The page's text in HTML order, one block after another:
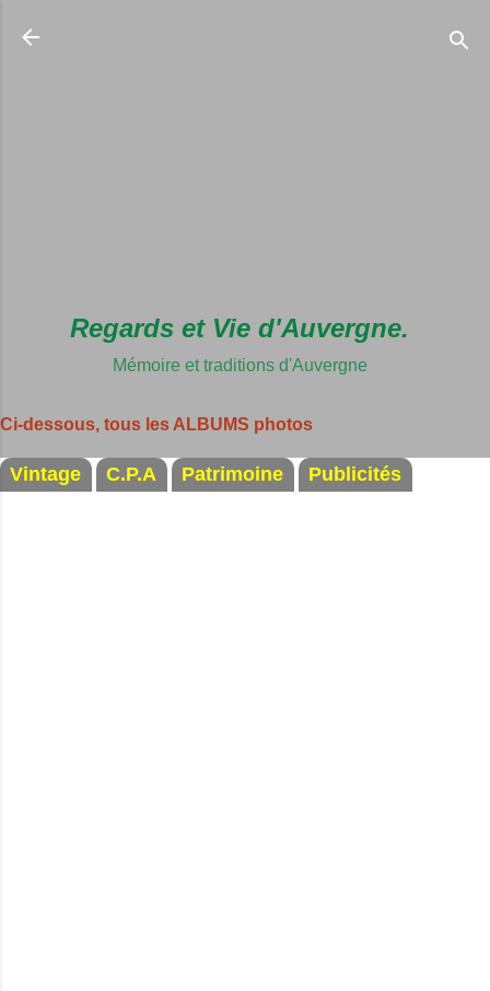
Accéder
Regards et Vie d'Auvergne.
Mémoire et traditions d'Auvergne
Ci-dessous, tous les ALBUMS photos
Vintage C.P.A Patrimoine Publicités